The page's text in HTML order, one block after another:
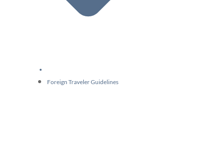
Foreign Traveler Guidelines